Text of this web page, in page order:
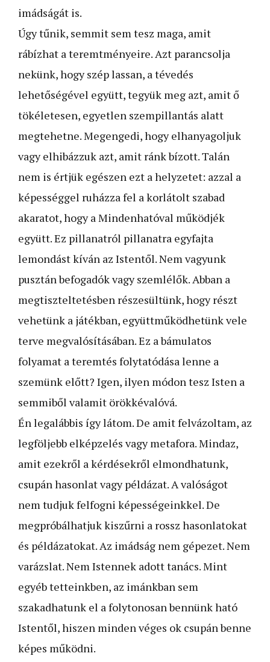
imádságát is.
Úgy tűnik, semmit sem tesz maga, amit
rábízhat a teremtményeire. Azt parancsolja
nekünk, hogy szép lassan, a tévedés
lehetőségével együtt, tegyük meg azt, amit ő
tökéletesen, egyet­len szempillantás alatt
megtehetne. Megengedi, hogy elhanya­goljuk
vagy elhibázzuk azt, amit ránk bízott. Talán
nem is értjük egészen ezt a helyzetet: azzal a
képességgel ruházza fel a korlátolt szabad
akaratot, hogy a Mindenhatóval működjék
együtt. Ez pillanatról pillanatra egyfajta
lemondást kíván az Istentől. Nem vagyunk
pusztán befogadók vagy szemlélők. Abban a
megtiszteltetésben részesültünk, hogy részt
vehetünk a játékban, együttműködhetünk vele
terve megvalósításában. Ez a bámulatos
folyamat a teremtés folytatódása lenne a
szemünk előtt? Igen, ilyen módon tesz Isten a
semmiből valamit örökkévalóvá.
Én legalábbis így látom. De amit felvázoltam, az
legföljebb elképzelés vagy metafora. Mindaz,
amit ezekről a kérdésekről elmondhatunk,
csupán hasonlat vagy példázat. A valóságot
nem tudjuk felfogni képességeinkkel. De
megpróbálhatjuk kiszűrni a rossz hasonlatokat
és példázatokat. Az imádság nem gépezet. Nem
varázslat. Nem Istennek adott tanács. Mint
egyéb tetteinkben, az imánkban sem
szakadhatunk el a folytonosan bennünk ható
Istentől, hiszen minden véges ok csupán benne
képes működni.